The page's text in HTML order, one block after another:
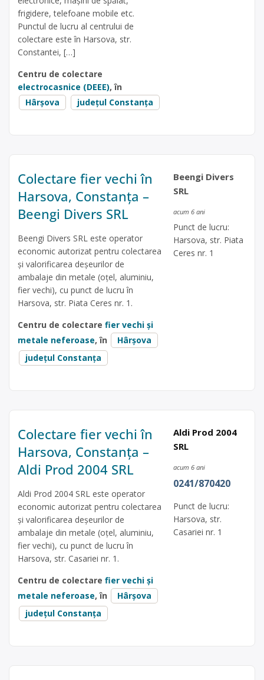
frigidere, telefoane mobile etc.
Punctul de lucru al centrului de
colectare este în Harsova, str.
Constantei, […]
Centru de colectare
electrocasnice (DEEE), în
Hârșova
județul Constanța
Colectare fier vechi în
Harsova, Constanța –
Beengi Divers SRL
Beengi Divers SRL este operator
economic autorizat pentru colectarea
și valorificarea deșeurilor de
ambalaje din metale (oțel, aluminiu,
fier vechi), cu punct de lucru în
Harsova, str. Piata Ceres nr. 1.
Centru de colectare fier vechi și
metale neferoase, în
Hârșova
județul Constanța
Beengi Divers
SRL
acum 6 ani
Punct de lucru:
Harsova, str. Piata
Ceres nr. 1
Colectare fier vechi în
Harsova, Constanța –
Aldi Prod 2004 SRL
Aldi Prod 2004 SRL este operator
economic autorizat pentru colectarea
și valorificarea deșeurilor de
ambalaje din metale (oțel, aluminiu,
fier vechi), cu punct de lucru în
Harsova, str. Casariei nr. 1.
Centru de colectare fier vechi și
metale neferoase, în
Hârșova
județul Constanța
Aldi Prod 2004
SRL
acum 6 ani
0241/870420
Punct de lucru:
Harsova, str.
Casariei nr. 1